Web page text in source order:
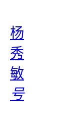
杨
秀
敏
号